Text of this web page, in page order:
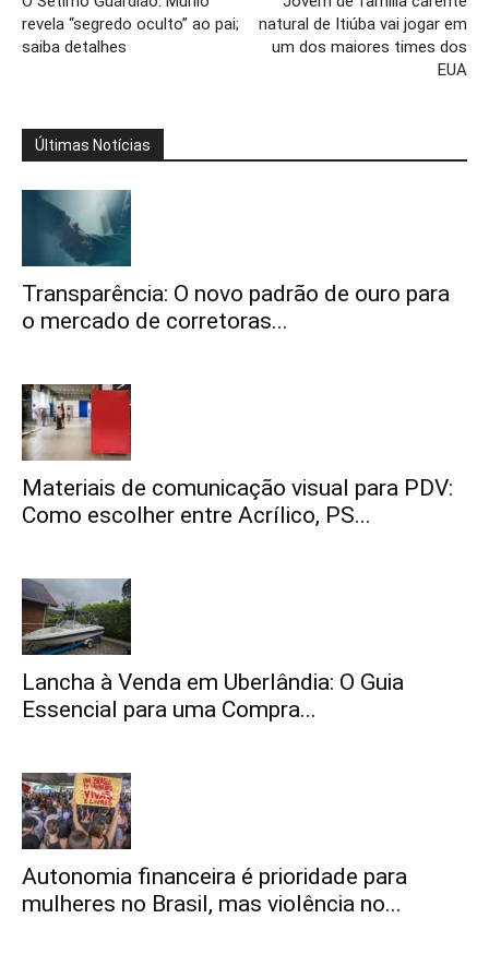
revela “segredo oculto” ao pai;
saiba detalhes
natural de Itiúba vai jogar em
um dos maiores times dos
EUA
Últimas Notícias
Transparência: O novo padrão de ouro para
o mercado de corretoras...
Materiais de comunicação visual para PDV:
Como escolher entre Acrílico, PS...
Lancha à Venda em Uberlândia: O Guia
Essencial para uma Compra...
Autonomia financeira é prioridade para
mulheres no Brasil, mas violência no...